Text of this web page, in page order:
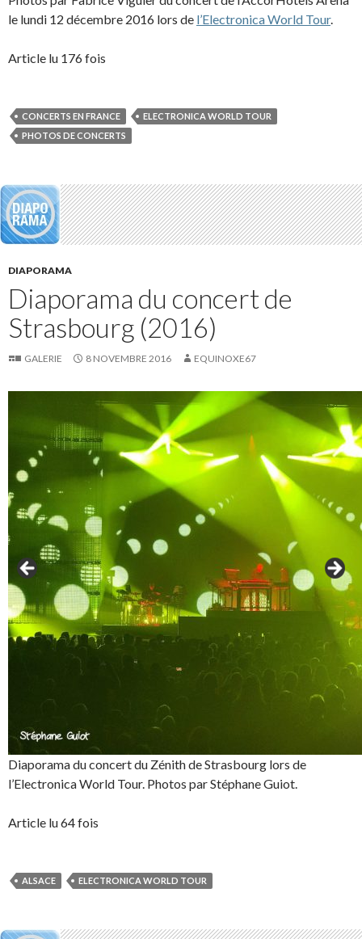
le lundi 12 décembre 2016 lors de l’Electronica World Tour.
Article lu 176 fois
CONCERTS EN FRANCE
ELECTRONICA WORLD TOUR
PHOTOS DE CONCERTS
DIAPORAMA
Diaporama du concert de
Strasbourg (2016)
GALERIE 8 NOVEMBRE 2016 EQUINOXE67
Diaporama du concert du Zénith de Strasbourg lors de
l’Electronica World Tour. Photos par Stéphane Guiot.
Article lu 64 fois
ALSACE ELECTRONICA WORLD TOUR